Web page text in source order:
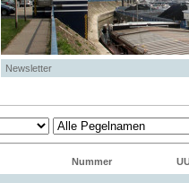
Newsletter
Nummer